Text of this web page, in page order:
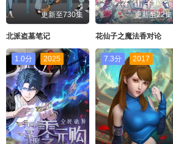
更新至730集
北派盗墓笔记
更新至22集
花仙子之魔法香对论
1.0分 2025 7.3分 2017